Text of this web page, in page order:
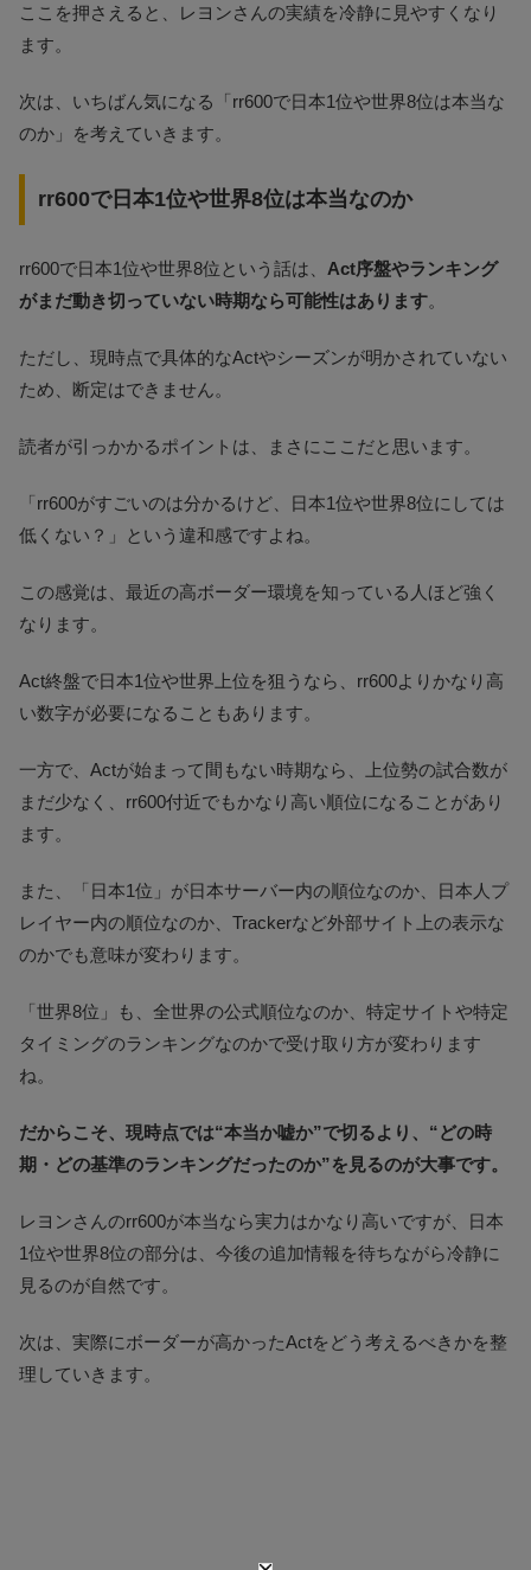
ここを押さえると、レヨンさんの実績を冷静に見やすくなり
ます。
次は、いちばん気になる「rr600で日本1位や世界8位は本当な
のか」を考えていきます。
rr600で日本1位や世界8位は本当なのか
rr600で日本1位や世界8位という話は、 Act序盤やランキング
がまだ動き切っていない時期なら可能性はあります。
ただし、現時点で具体的なActやシーズンが明かされていない
ため、断定はできません。
読者が引っかかるポイントは、まさにここだと思います。
「rr600がすごいのは分かるけど、日本1位や世界8位にしては
低くない？」という違和感ですよね。
この感覚は、最近の高ボーダー環境を知っている人ほど強く
なります。
Act終盤で日本1位や世界上位を狙うなら、rr600よりかなり高
い数字が必要になることもあります。
一方で、Actが始まって間もない時期なら、上位勢の試合数が
まだ少なく、rr600付近でもかなり高い順位になることがあり
ます。
また、「日本1位」が日本サーバー内の順位なのか、日本人プ
レイヤー内の順位なのか、Trackerなど外部サイト上の表示な
のかでも意味が変わります。
「世界8位」も、全世界の公式順位なのか、特定サイトや特定
タイミングのランキングなのかで受け取り方が変わります
ね。
だからこそ、現時点では“本当か嘘か”で切るより、“どの時
期・どの基準のランキングだったのか”を見るのが大事です。
レヨンさんのrr600が本当なら実力はかなり高いですが、日本
1位や世界8位の部分は、今後の追加情報を待ちながら冷静に
見るのが自然です。
次は、実際にボーダーが高かったActをどう考えるべきかを整
理していきます。